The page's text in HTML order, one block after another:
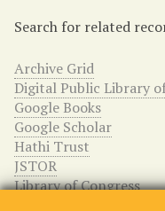
Search for related
Archive Grid
Digital Public Library
Google Books
Google Scholar
Hathi Trust
JSTOR
Library of Congress